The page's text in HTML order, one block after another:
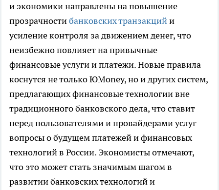
и экономики направлены на повышение
прозрачностибанковских транзакцийи
усиление контроля за движением денег, что
неизбежно повлияет на привычные
финансовые услуги и платежи. Новые правила
коснутся не только ЮMoney, но и других систем,
предлагающих финансовые технологии вне
традиционного банковского дела, что ставит
перед пользователями и провайдерами услуг
вопросы о будущем платежей и финансовых
технологий в России. Экономисты отмечают,
что это может стать значимым шагом в
развитии банковских технологий и